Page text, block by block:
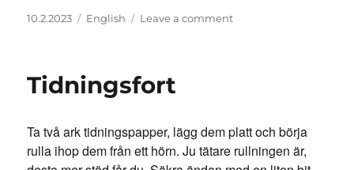
Posted
10.2.2023 Categories
English Leave a commenton
Tidningsfort
Ta två ark tidningspapper, lägg dem platt och börja
rulla ihop dem från ett hörn. Ju tätare rullningen är,